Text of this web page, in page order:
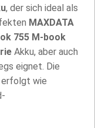
, der sich ideal als
MAXDATA
755 M-book
Akku, aber auch
eignet. Die
erfolgt wie